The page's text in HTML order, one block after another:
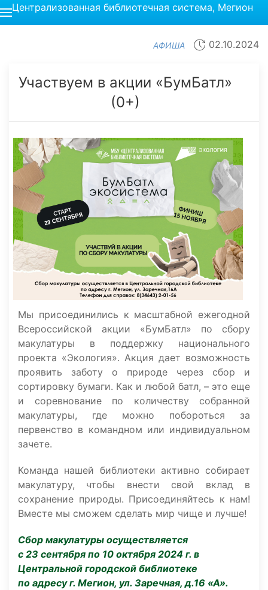
Централизованная библиотечная система, Мегион
АФИША 02.10.2024
Участвуем в акции «БумБатл»
(0+)
Мы присоединились к масштабной ежегодной
Всероссийской акции «БумБатл» по сбору
макулатуры в поддержку национального
проекта «Экология». Акция дает возможность
проявить заботу о природе через сбор и
сортировку бумаги. Как и любой батл, – это еще
и соревнование по количеству собранной
макулатуры, где можно побороться за
первенство в командном или индивидуальном
зачете.
Команда нашей библиотеки активно собирает
макулатуру, чтобы внести свой вклад в
сохранение природы. Присоединяйтесь к нам!
Вместе мы сможем сделать мир чище и лучше!
Сбор макулатуры осуществляется
с 23 сентября по 10 октября 2024 г. в
Центральной городской библиотеке
по адресу г. Мегион, ул. Заречная, д.16 «А».